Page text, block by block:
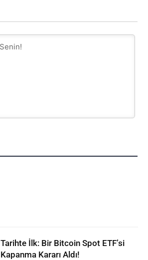
Tarihte İlk: Bir Bitcoin Spot ETF’si
Kapanma Kararı Aldı!